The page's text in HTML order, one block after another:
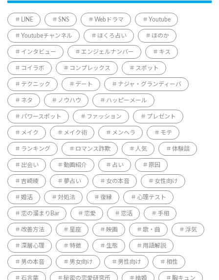
LINE SNS Webドラマ Youtube
Youtubeチャンネル ほくろ占い ほのか
インタビュー エンジェルナンバー キス
コイラボ コンプレックス スポット
テクニック デート ナジャ・グランディーバ
ネタ ノウハウ ハッピーメール
パワースポット ファッション プレゼント
メイク メイク術 メンヘラ モテ
ランキング ロマンス詐欺 人気 体験談
出会い 動画紹介 占い 原因
吉崎綾 夢占い 女の本音 女性向け
婚活 対処法 復縁 心理テスト
恋の溜まりBar 恋愛 恋活 手相
改善方法 星座 映画 歌・曲 浮気
深層心理 特徴 生態 用語解説
男の本音 男女向け 男性向け 相性
石言葉 秘密の恋愛研究所 結婚 胸キュン